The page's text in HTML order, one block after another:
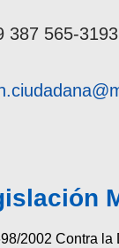
387 565-
2002 Contra